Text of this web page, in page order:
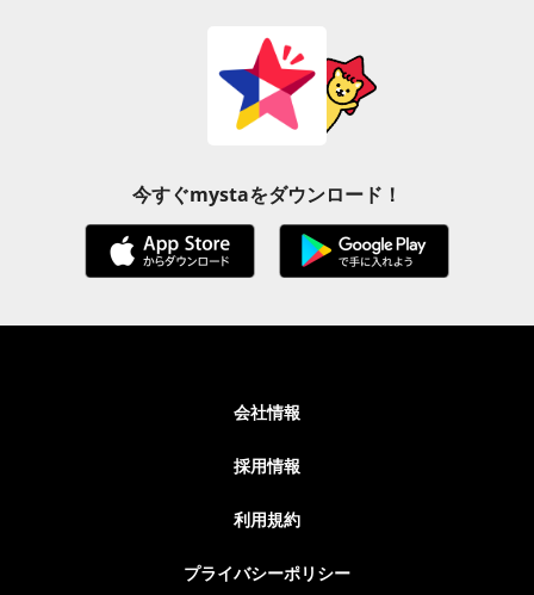
今すぐmystaをダウンロード！
会社情報
採用情報
利用規約
プライバシーポリシー